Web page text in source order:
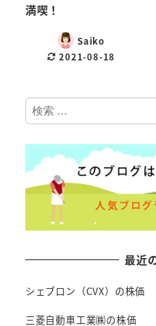
満喫！
Saiko
2021-08-18
検
索
最近
シェブロン（CVX）の株価
三菱自動車工業㈱の株価